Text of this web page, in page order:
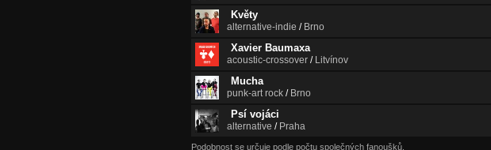
Květy
alternative-indie / Brno
Xavier Baumaxa
acoustic-crossover / Litvínov
Mucha
punk-art rock / Brno
Psí vojáci
alternative / Praha
Podobnost se určuje podle počtu společných fanoušků.